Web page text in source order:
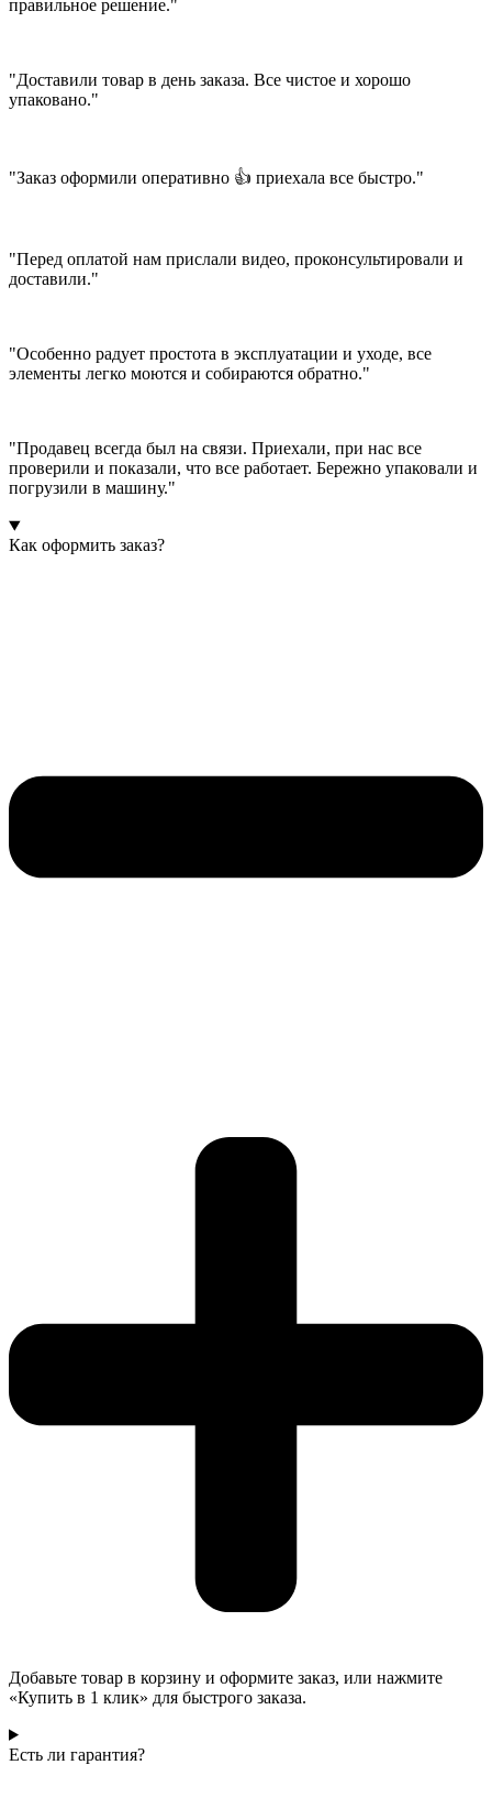
правильное решение."
"Доставили товар в день заказа. Все чистое и хорошо
упаковано."
"Заказ оформили оперативно 👍 приехала все быстро."
"Перед оплатой нам прислали видео, проконсультировали и
доставили."
"Особенно радует простота в эксплуатации и уходе, все
элементы легко моются и собираются обратно."
"Продавец всегда был на связи. Приехали, при нас все
проверили и показали, что все работает. Бережно упаковали и
погрузили в машину."
Как оформить заказ?
Добавьте товар в корзину и оформите заказ, или нажмите
«Купить в 1 клик» для быстрого заказа.
Есть ли гарантия?